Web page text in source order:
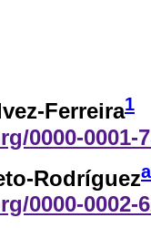
Ferreira1
0000-0001-
Rodríguez
0000-0002-